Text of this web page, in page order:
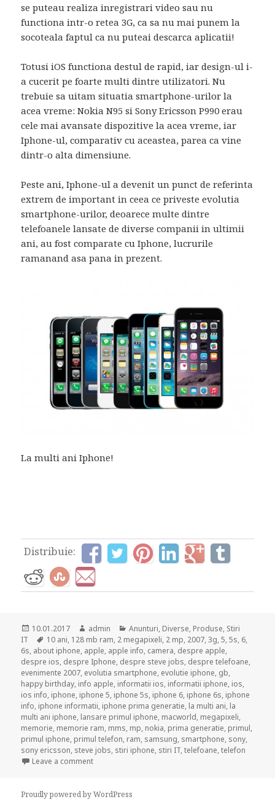
se puteau realiza inregistrari video sau nu
functiona intr-o retea 3G, ca sa nu mai punem la
socoteala faptul ca nu puteai descarca aplicatii!
Totusi iOS functiona destul de rapid, iar design-ul i-
a cucerit pe foarte multi dintre utilizatori. Nu
trebuie sa uitam situatia smartphone-urilor la
acea vreme: Nokia N95 si Sony Ericsson P990 erau
cele mai avansate dispozitive la acea vreme, iar
Iphone-ul, comparativ cu aceastea, parea ca vine
dintr-o alta dimensiune.
Peste ani, Iphone-ul a devenit un punct de referinta
extrem de important in ceea ce priveste evolutia
smartphone-urilor, deoarece multe dintre
telefoanele lansate de diverse companii in ultimii
ani, au fost comparate cu Iphone, lucrurile
ramanand asa pana in prezent.
La multi ani Iphone!
Distribuie:
Posted
on
10.01.2017 Author
admin Categories
Anunturi, Diverse, Produse, Stiri
IT
Tags
10 ani, 128 mb ram, 2 megapixeli, 2 mp, 2007,3g,5,5s, 6,
6s, about iphone, apple, apple info, camera, despre apple,
despre ios, despre Iphone, despre steve jobs, despre telefoane,
evenimente 2007, evolutia smartphone, evolutie iphone, gb,
happy birthday, info apple, informatii ios, informatii iphone, ios,
ios info, iphone, iphone 5, iphone 5s, iphone 6, iphone 6s, iphone
info, iphone informatii, iphone prima generatie, la multi ani, la
multi ani iphone, lansare primul iphone, macworld, megapixeli,
memorie, memorie ram, mms, mp, nokia, prima generatie, primul,
primul iphone, primul telefon, ram, samsung, smartphone, sony,
sony ericsson, steve jobs, stiri iphone, stiri IT,telefoane,telefon
Leave a commenton 10 ani de existenta pentru Iphone!
Proudly powered by WordPress